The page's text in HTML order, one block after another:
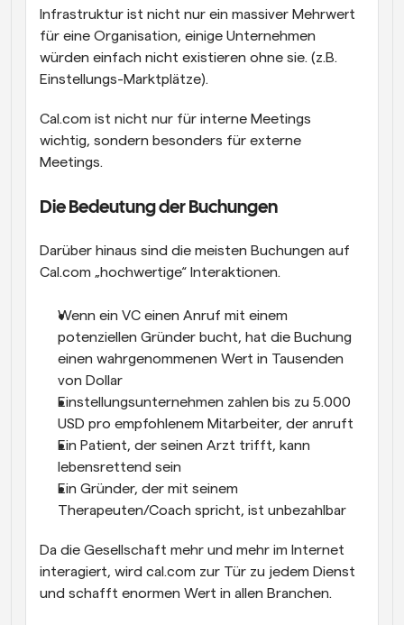
Infrastruktur ist nicht nur ein massiver Mehrwert
für eine Organisation, einige Unternehmen
würden einfach nicht existieren ohne sie. (z.B.
Einstellungs-Marktplätze).
Cal.com ist nicht nur für interne Meetings
wichtig, sondern besonders für externe
Meetings.
Die Bedeutung der Buchungen
Darüber hinaus sind die meisten Buchungen auf
Cal.com „hochwertige“ Interaktionen.
Wenn ein VC einen Anruf mit einem
potenziellen Gründer bucht, hat die Buchung
einen wahrgenommenen Wert in Tausenden
von Dollar
Einstellungsunternehmen zahlen bis zu 5.000
USD pro empfohlenem Mitarbeiter, der anruft
Ein Patient, der seinen Arzt trifft, kann
lebensrettend sein
Ein Gründer, der mit seinem
Therapeuten/Coach spricht, ist unbezahlbar
Da die Gesellschaft mehr und mehr im Internet
interagiert, wird cal.com zur Tür zu jedem Dienst
und schafft enormen Wert in allen Branchen.